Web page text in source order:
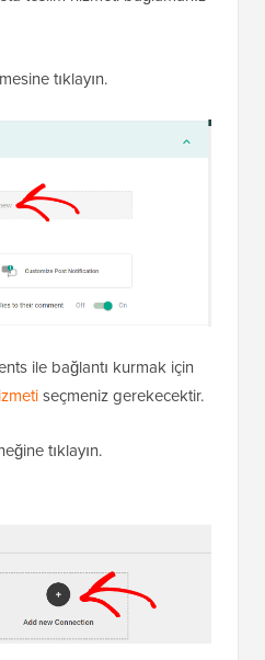
tıklayın.
ile bağlantı kurmak için
seçmeniz gerekecektir.
tıklayın.